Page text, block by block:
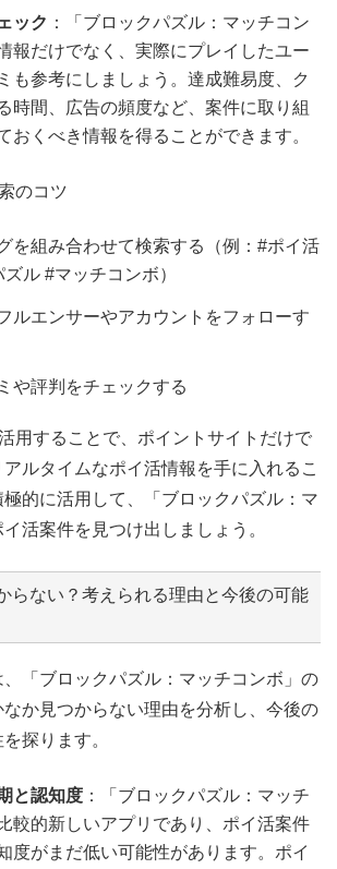
ック ：「ブロックパズル：マッチコン
報だけでなく、実際にプレイしたユー
も参考にしましょう。達成難易度、ク
時間、広告の頻度など、案件に取り組
おくべき情報を得ることができます。
のコツ
を組み合わせて検索する（例：#ポイ活
ル #マッチコンボ）
ルエンサーやアカウントをフォローす
や評判をチェックする
用することで、ポイントサイトだけで
ルタイムなポイ活情報を手に入れるこ
的に活用して、「ブロックパズル：マ
活案件を見つけ出しましょう。
らない？考えられる理由と今後の可能
「ブロックパズル：マッチコンボ」の
か見つからない理由を分析し、今後の
探ります。
と認知度 ：「ブロックパズル：マッチ
較的新しいアプリであり、ポイ活案件
度がまだ低い可能性があります。ポイ